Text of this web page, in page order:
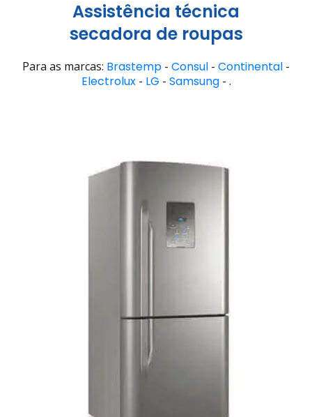
Assistência técnica
secadora de roupas
Para as marcas: Brastemp - Consul - Continental -
Electrolux- LG - Samsung- .